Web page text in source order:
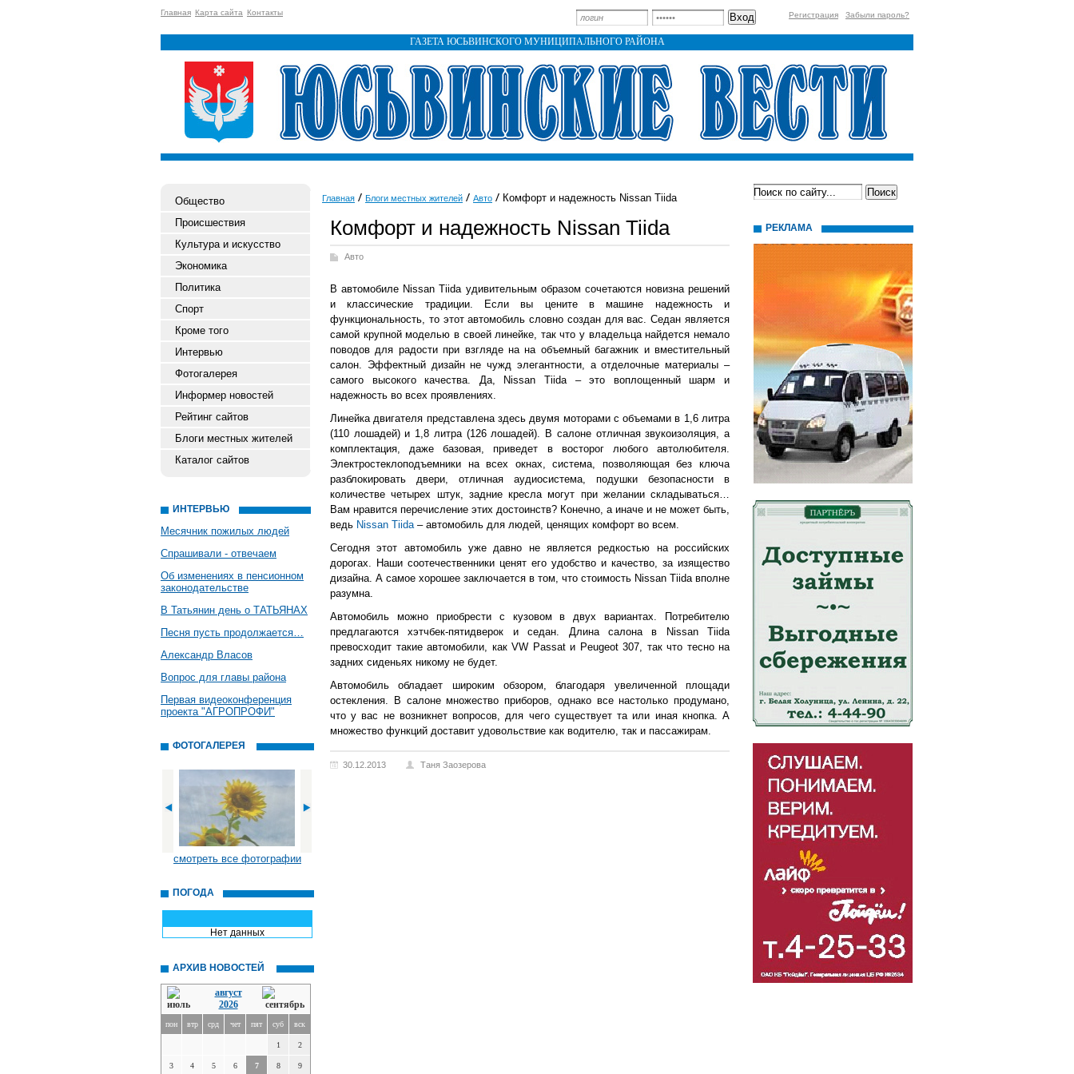
Главная Карта сайта Контакты Регистрация Забыли пароль?
ГАЗЕТА ЮСЬВИНСКОГО МУНИЦИПАЛЬНОГО РАЙОНА
Общество
Происшествия
Культура и искусство
Экономика
Политика
Спорт
Кроме того
Интервью
Фотогалерея
Информер новостей
Рейтинг сайтов
Блоги местных жителей
Каталог сайтов
ИНТЕРВЬЮ
Месячник пожилых людей
Спрашивали - отвечаем
Об изменениях в пенсионном
законодательстве
В Татьянин день о ТАТЬЯНАХ
Песня пусть продолжается…
Александр Власов
Вопрос для главы района
Первая видеоконференция
проекта "АГРОПРОФИ"
ФОТОГАЛЕРЕЯ
смотреть все фотографии
ПОГОДА
Нет данных
АРХИВ НОВОСТЕЙ
август
2026
пон втр срд чет пят суб вск
1 2
3 4 5 6 7 8 9
Главная Блоги местных жителей Авто Комфорт и надежность Nissan Tiida
Комфорт и надежность Nissan Tiida
Авто
В автомобиле Nissan Tiida удивительным образом сочетаются новизна решений
и классические традиции. Если вы цените в машине надежность и
функциональность, то этот автомобиль словно создан для вас. Седан является
самой крупной моделью в своей линейке, так что у владельца найдется немало
поводов для радости при взгляде на на объемный багажник и вместительный
салон. Эффектный дизайн не чужд элегантности, а отделочные материалы –
самого высокого качества. Да, Nissan Tiida – это воплощенный шарм и
надежность во всех проявлениях.
Линейка двигателя представлена здесь двумя моторами с объемами в 1,6 литра
(110 лошадей) и 1,8 литра (126 лошадей). В салоне отличная звукоизоляция, а
комплектация, даже базовая, приведет в восторог любого автолюбителя.
Электростеклоподъемники на всех окнах, система, позволяющая без ключа
разблокировать двери, отличная аудиосистема, подушки безопасности в
количестве четырех штук, задние кресла могут при желании складываться…
Вам нравится перечисление этих достоинств? Конечно, а иначе и не может быть,
ведь Nissan Tiida– автомобиль для людей, ценящих комфорт во всем.
Сегодня этот автомобиль уже давно не является редкостью на российских
дорогах. Наши соотечественники ценят его удобство и качество, за изящество
дизайна. А самое хорошее заключается в том, что стоимость Nissan Tiida вполне
разумна.
Автомобиль можно приобрести с кузовом в двух вариантах. Потребителю
предлагаются хэтчбек-пятидверок и седан. Длина салона в Nissan Tiida
превосходит такие автомобили, как VW Passat и Peugeot 307, так что тесно на
задних сиденьях никому не будет.
Автомобиль обладает широким обзором, благодаря увеличенной площади
остекления. В салоне множество приборов, однако все настолько продумано,
что у вас не возникнет вопросов, для чего существует та или иная кнопка. А
множество функций доставит удовольствие как водителю, так и пассажирам.
30.12.2013 Таня Заозерова
РЕКЛАМА